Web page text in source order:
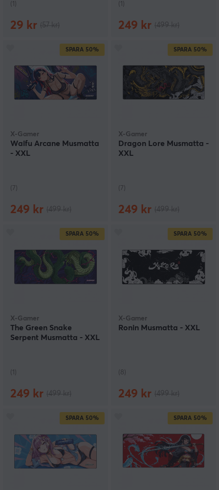
(1)
29 kr
(1)
249 kr
SPARA 50%
X-Gamer
Waifu Arcane Musmatta
- XXL
(7)
249 kr
SPARA 50%
X-Gamer
Dragon Lore Musmatta -
XXL
(7)
249 kr
SPARA 50%
X-Gamer
The Green Snake
Serpent Musmatta - XXL
(1)
249 kr
SPARA 50%
X-Gamer
Ronin Musmatta - XXL
(8)
249 kr
SPARA 50% SPARA 50%